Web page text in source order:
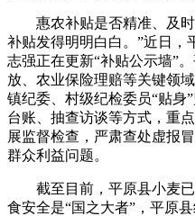
惠农补贴是否精准、及时
补贴发得明明白白。”近日，
志强正在更新“补贴公示墙”
放、农业保险理赔等关键领
镇纪委、村级纪检委员“贴身
台账、抽查访谈等方式，重
展监督检查，严肃查处虚报
群众利益问题。
截至目前，平原县小麦已
食安全是“国之大者”，平原